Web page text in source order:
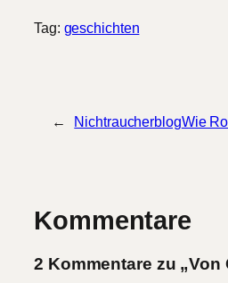
Tag: geschichten
← NichtraucherblogWie
Kommentare
2 Kommentare zu „Von